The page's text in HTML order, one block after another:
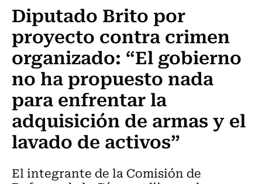
Diputado Brito por
proyecto contra crimen
organizado: “El gobierno
no ha propuesto nada
para enfrentar la
adquisición de armas y el
lavado de activos”
El integrante de la Comisión de